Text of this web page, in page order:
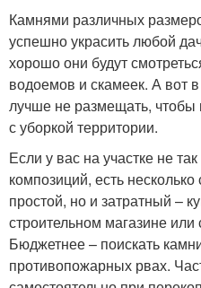
Камнями различных
успешно украсить любой
хорошо они будут
водоемов и скамеек. А вот
лучше не размещать,
с уборкой территории.
Если у вас на участке не
композиций, есть
простой, но и затратный –
строительном магазине
Бюджетнее – поискать
противопожарных рвах.